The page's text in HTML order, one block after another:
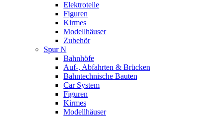
Elektroteile
Figuren
Kirmes
Modellhäuser
Zubehör
Spur N
Bahnhöfe
Auf-, Abfahrten & Brücken
Bahntechnische Bauten
Car System
Figuren
Kirmes
Modellhäuser